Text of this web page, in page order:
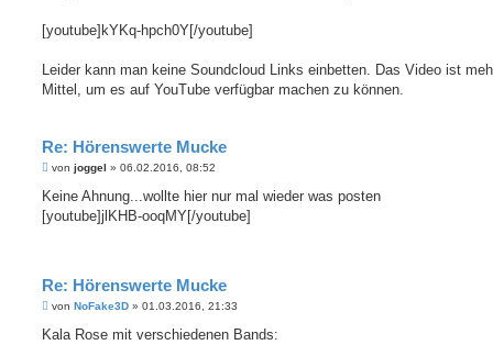
[youtube]kYKq-hpch0Y[/youtube]
Leider kann man keine Soundcloud Links einbetten. Das Video ist
Mittel, um es auf YouTube verfügbar machen zu können.
Re: Hörenswerte Mucke
B
i
r
von joggel » 06.02.2016, 08:52
Keine Ahnung...wollte hier nur mal wieder was posten
[youtube]jlKHB-ooqMY[/youtube]
Re: Hörenswerte Mucke
B
i
von NoFake3D » 01.03.2016, 21:33
Kala Rose mit verschiedenen Bands: